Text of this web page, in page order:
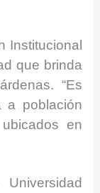
Institucional
que brinda
“Es
a población
en